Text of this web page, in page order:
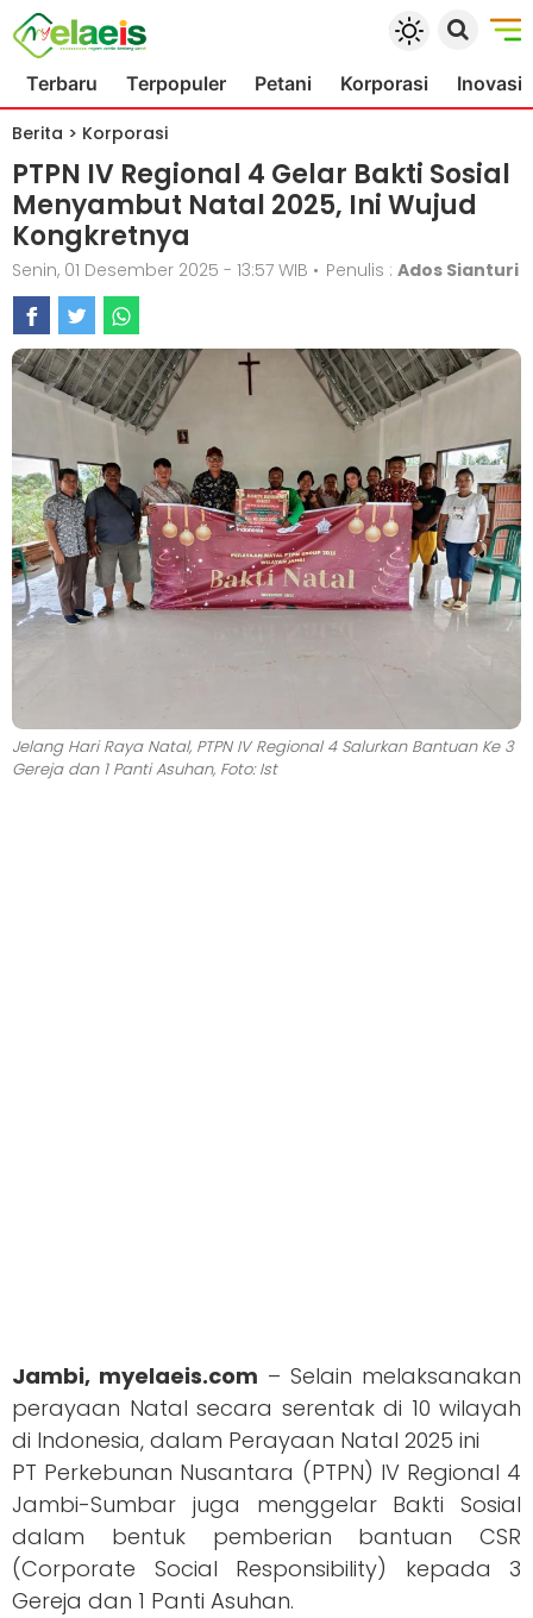
Terbaru Terpopuler Petani Korporasi Inovasi
Berita > Korporasi
PTPN IV Regional 4 Gelar Bakti Sosial
Menyambut Natal 2025, Ini Wujud
Kongkretnya
Senin, 01 Desember 2025 - 13:57 WIB • Penulis : Ados Sianturi
Jelang Hari Raya Natal, PTPN IV Regional 4 Salurkan Bantuan Ke 3
Gereja dan 1 Panti Asuhan, Foto: Ist
Jambi, myelaeis.com – Selain melaksanakan
perayaan Natal secara serentak di 10 wilayah
di Indonesia, dalam Perayaan Natal 2025 ini
PT Perkebunan Nusantara (PTPN) IV Regional 4
Jambi-Sumbar juga menggelar Bakti Sosial
dalam bentuk pemberian bantuan CSR
(Corporate Social Responsibility) kepada 3
Gereja dan 1 Panti Asuhan.